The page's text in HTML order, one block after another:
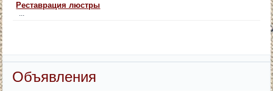
Реставрация люстры
...
Объявления